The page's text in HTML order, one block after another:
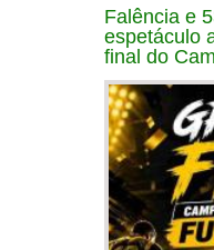
Falência e
espetáculo
final do